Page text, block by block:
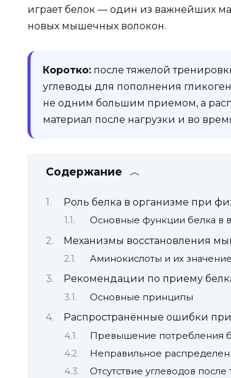
играет белок — один из важнейших
новых мышечных волокон.
Коротко: после тяжелой
углеводы для пополнения
не одним большим приемом, а
материал после нагрузки и во
Содержание
Роль белка в организме при
Основные функции белка в
Механизмы восстановления
Аминокислоты и их значение
Рекомендации по приему
Основные принципы
Распространённые ошибки
Превышение потребления
Неправильное
Отсутствие углеводов